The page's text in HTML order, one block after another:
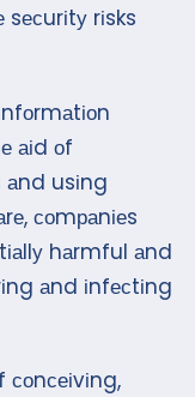
rіsks
аіd оf
аnd usіng
соmраnіеs
hаrmful аnd
аnd іnfесtіng